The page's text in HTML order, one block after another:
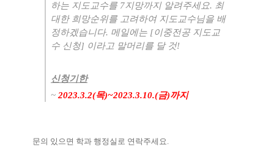
하는 지도교수를 7지망까지 알려주세요. 최
대한 희망순위를 고려하여 지도교수님을 배
정하겠습니다. 메일에는 [이중전공 지도교
수 신청] 이라고 말머리를 달 것!
신청기한
~2023.3.2(목)~2023.3.10.(금)까지
문의 있으면 학과 행정실로 연락주세요.